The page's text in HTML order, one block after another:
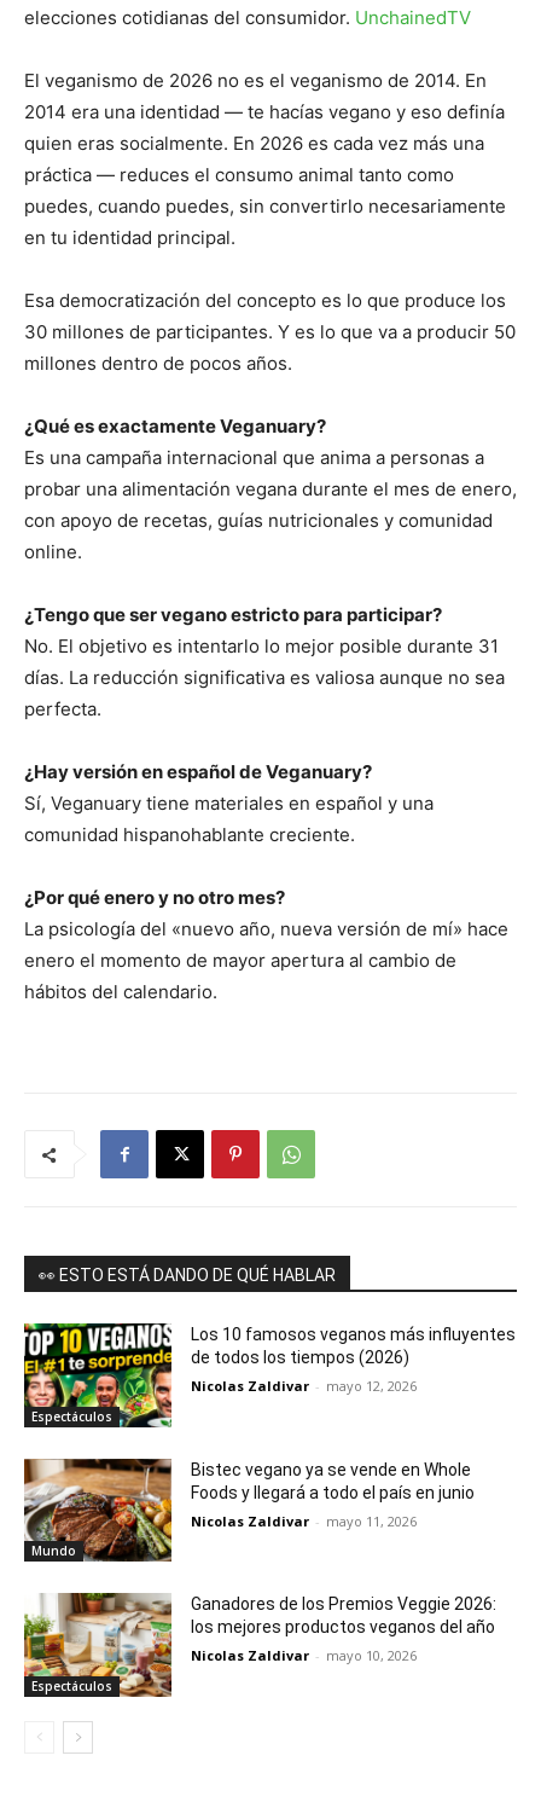
elecciones cotidianas del consumidor. UnchainedTV
El veganismo de 2026 no es el veganismo de 2014. En
2014 era una identidad — te hacías vegano y eso definía
quien eras socialmente. En 2026 es cada vez más una
práctica — reduces el consumo animal tanto como
puedes, cuando puedes, sin convertirlo necesariamente
en tu identidad principal.
Esa democratización del concepto es lo que produce los
30 millones de participantes. Y es lo que va a producir 50
millones dentro de pocos años.
¿Qué es exactamente Veganuary?
Es una campaña internacional que anima a personas a
probar una alimentación vegana durante el mes de enero,
con apoyo de recetas, guías nutricionales y comunidad
online.
¿Tengo que ser vegano estricto para participar?
No. El objetivo es intentarlo lo mejor posible durante 31
días. La reducción significativa es valiosa aunque no sea
perfecta.
¿Hay versión en español de Veganuary?
Sí, Veganuary tiene materiales en español y una
comunidad hispanohablante creciente.
¿Por qué enero y no otro mes?
La psicología del «nuevo año, nueva versión de mí» hace
enero el momento de mayor apertura al cambio de
hábitos del calendario.
👀 ESTO ESTÁ DANDO DE QUÉ HABLAR
Espectáculos
Los 10 famosos veganos más influyentes
de todos los tiempos (2026)
Nicolas Zaldivar - mayo 12, 2026
Mundo
Bistec vegano ya se vende en Whole
Foods y llegará a todo el país en junio
Nicolas Zaldivar - mayo 11, 2026
Espectáculos
Ganadores de los Premios Veggie 2026:
los mejores productos veganos del año
Nicolas Zaldivar - mayo 10, 2026